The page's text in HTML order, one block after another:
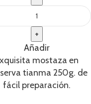
Añadir
mostaza en
tianma 250g. de
fácil preparación.